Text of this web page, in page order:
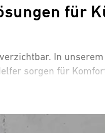
für
In unserem
sorgen für
Optik und